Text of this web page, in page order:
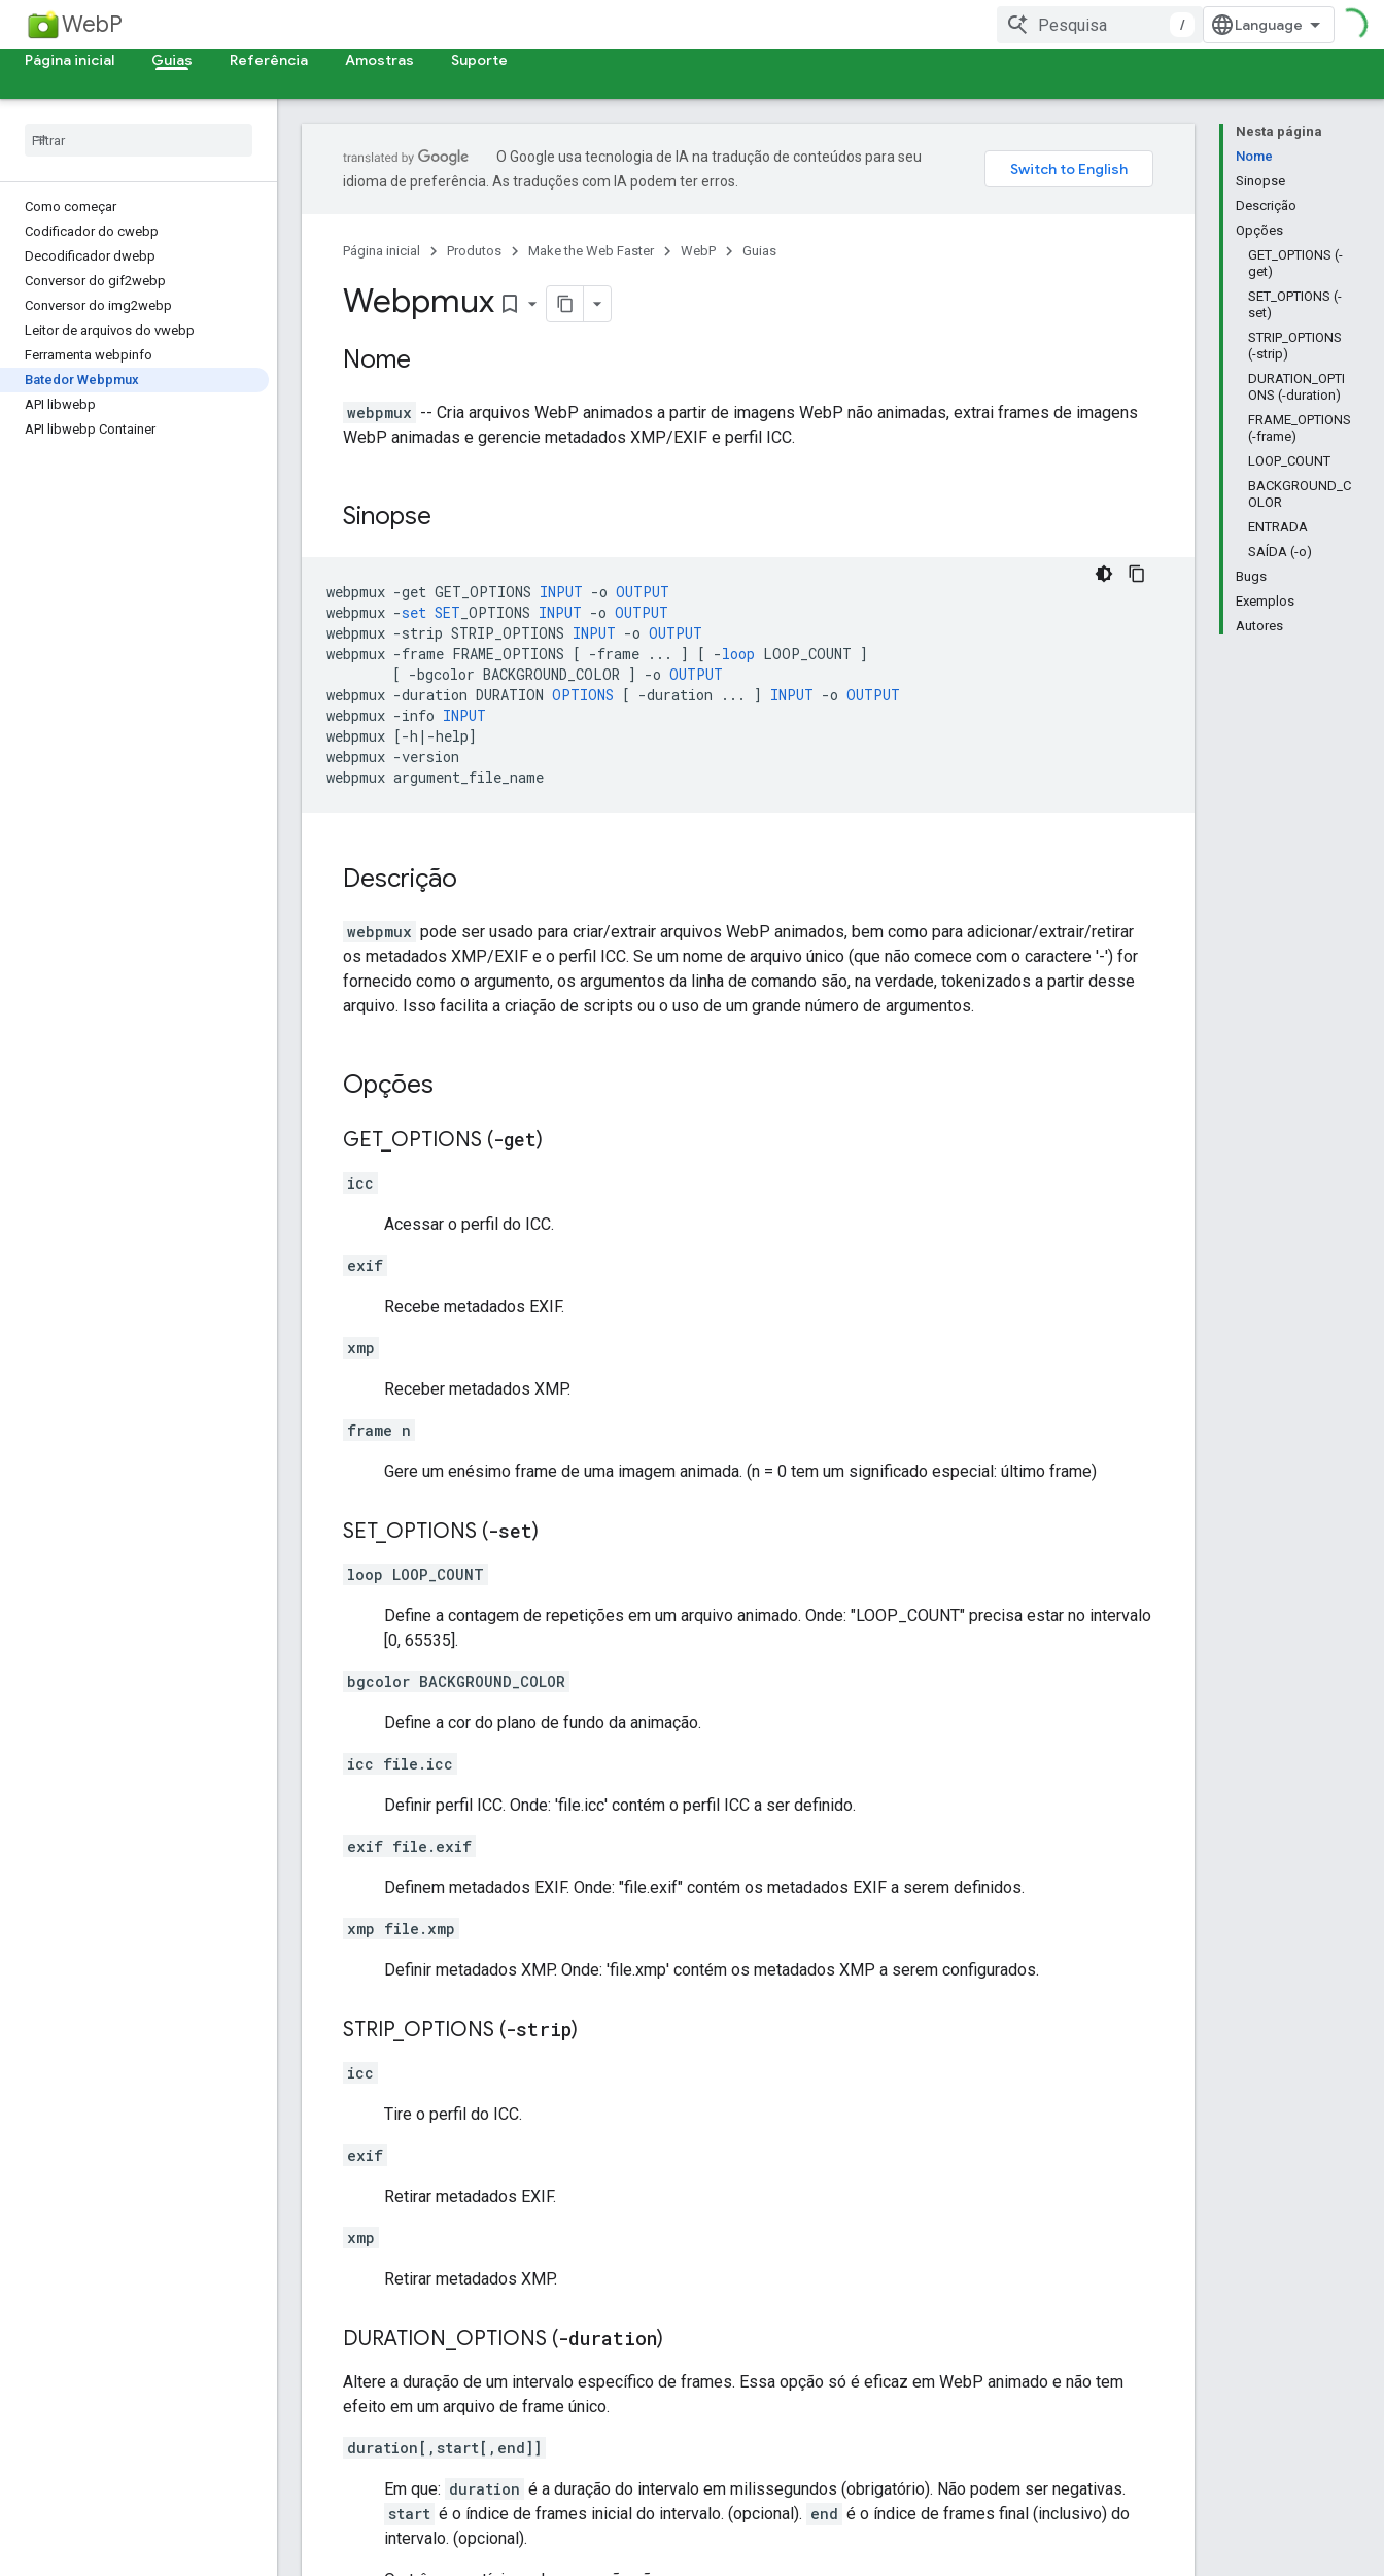
WebP
/
Página inicial
Guias Referência Amostras Suporte
Como começar
Codificador do cwebp
Decodificador dwebp
Conversor do gif2webp
Conversor do img2webp
Leitor de arquivos do vwebp
Ferramenta webpinfo
Batedor Webpmux
API libwebp
API libwebp Container
Nesta página
Nome
Sinopse
Descrição
Opções
GET_OPTIONS (-
get)
SET_OPTIONS (-
set)
STRIP_OPTIONS
(-strip)
DURATION_OPTI
ONS (-duration)
FRAME_OPTIONS
(-frame)
LOOP_COUNT
BACKGROUND_C
OLOR
ENTRADA
SAÍDA (-o)
Bugs
Exemplos
Autores
O Google usa tecnologia de IA na tradução de conteúdos para seu
idioma de preferência. As traduções com IA podem ter erros.
Página inicial Produtos Make the Web Faster WebP Guias
Webpmux bookmark_border
Nome
webpmux -- Cria arquivos WebP animados a partir de imagens WebP não animadas, extrai frames de imagens
WebP animadas e gerencie metadados XMP/EXIF e perfil ICC.
Sinopse
webpmux -get GET_OPTIONS INPUT -o OUTPUT
webpmux -set SET _OPTIONS INPUT -o OUTPUT
webpmux -strip STRIP_OPTIONS INPUT -o OUTPUT
webpmux -frame FRAME_OPTIONS [ -frame ... ] [ -loop LOOP_COUNT ]
[ -bgcolor BACKGROUND_COLOR ] -o OUTPUT
webpmux -duration DURATION OPTIONS [ -duration ... ] INPUT -o OUTPUT
webpmux -info INPUT
webpmux [-h |-help]
webpmux -version
webpmux argument_file_name
Descrição
webpmux pode ser usado para criar/extrair arquivos WebP animados, bem como para adicionar/extrair/retirar
os metadados XMP/EXIF e o perfil ICC. Se um nome de arquivo único (que não comece com o caractere '-') for
fornecido como o argumento, os argumentos da linha de comando são, na verdade, tokenizados a partir desse
arquivo. Isso facilita a criação de scripts ou o uso de um grande número de argumentos.
Opções
GET_ OPTIONS (-get)
icc
Acessar o perfil do ICC.
exif
Recebe metadados EXIF.
xmp
Receber metadados XMP.
frame n
Gere um enésimo frame de uma imagem animada. (n = 0 tem um significado especial: último frame)
SET_ OPTIONS (-set)
loop LOOP_COUNT
Define a contagem de repetições em um arquivo animado. Onde: "LOOP_COUNT" precisa estar no intervalo
[0, 65535].
bgcolor BACKGROUND_COLOR
Define a cor do plano de fundo da animação.
icc file.icc
Definir perfil ICC. Onde: 'file.icc' contém o perfil ICC a ser definido.
exif file.exif
Definem metadados EXIF. Onde: "file.exif" contém os metadados EXIF a serem definidos.
xmp file.xmp
Definir metadados XMP. Onde: 'file.xmp' contém os metadados XMP a serem configurados.
STRIP_ OPTIONS (-strip)
icc
Tire o perfil do ICC.
exif
Retirar metadados EXIF.
xmp
Retirar metadados XMP.
DURATION OPTIONS (-duration)
Altere a duração de um intervalo específico de frames. Essa opção só é eficaz em WebP animado e não tem
efeito em um arquivo de frame único.
duration[,start[,end]]
Em que: duration é a duração do intervalo em milissegundos (obrigatório). Não podem ser negativas.
start é o índice de frames inicial do intervalo. (opcional). end é o índice de frames final (inclusivo) do
intervalo. (opcional).